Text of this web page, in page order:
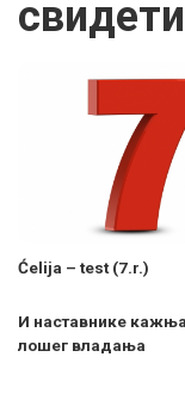
свидети
Ćelija – test (7.r.)
И наставнике
лошег владања